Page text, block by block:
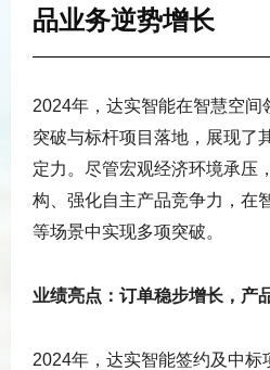
品业务逆势增长
2024年，达实智能在智慧空
突破与标杆项目落地，展现了
定力。尽管宏观经济环境承压
构、强化自主产品竞争力，在
等场景中实现多项突破。
业绩亮点：订单稳步增长，产
2024年，达实智能签约及中标